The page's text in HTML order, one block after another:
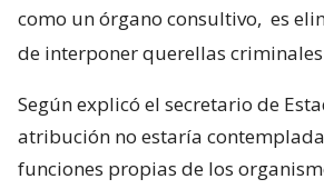
como un órgano consultivo, es
de interponer querellas criminales
Según explicó el secretario de
atribución no estaría
funciones propias de los